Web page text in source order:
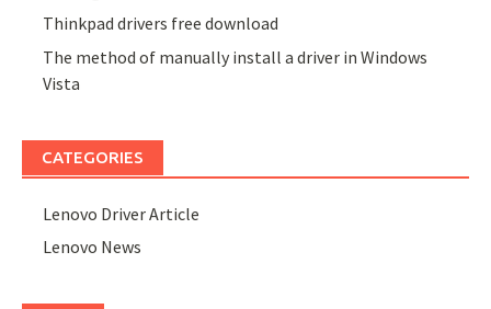
Thinkpad drivers free download
The method of manually install a driver in Windows
Vista
CATEGORIES
Lenovo Driver Article
Lenovo News